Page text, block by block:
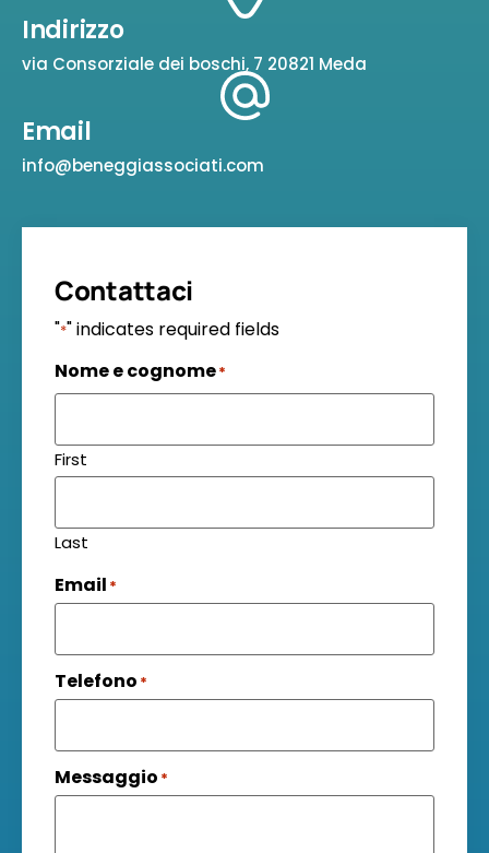
Indirizzo
via Consorziale dei boschi, 7 20821 Meda
Email
info@beneggiassociati.com
Contattaci
"*" indicates required fields
Nome e cognome*
First
Last
Email *
Telefono *
Messaggio *